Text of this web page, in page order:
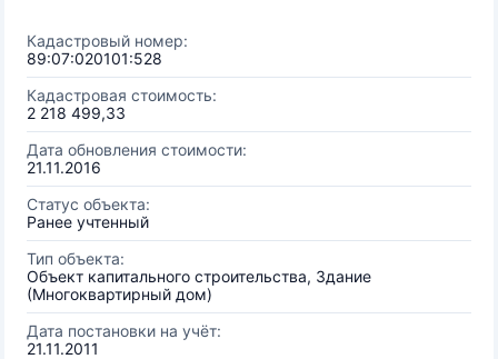
Кадастровый номер:
89:07:020101:528
Кадастровая стоимость:
2 218 499,33
Дата обновления стоимости:
21.11.2016
Статус объекта:
Ранее учтенный
Тип объекта:
Объект капитального строительства, Здание
(Многоквартирный дом)
Дата постановки на учёт:
21.11.2011